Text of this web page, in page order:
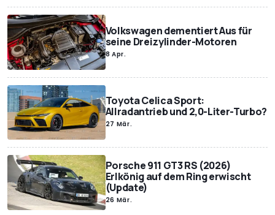
Volkswagen dementiert Aus für
seine Dreizylinder-Motoren
8 Apr.
Toyota Celica Sport:
Allradantrieb und 2,0-Liter-Turbo?
27 Mär.
Porsche 911 GT3 RS (2026)
Erlkönig auf dem Ring erwischt
(Update)
26 Mär.